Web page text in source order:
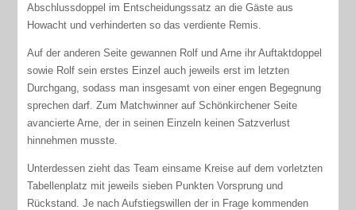
Abschlussdoppel im Entscheidungssatz an die Gäste aus
Howacht und verhinderten so das verdiente Remis.
Auf der anderen Seite gewannen Rolf und Arne ihr Auftaktdoppel
sowie Rolf sein erstes Einzel auch jeweils erst im letzten
Durchgang, sodass man insgesamt von einer engen Begegnung
sprechen darf. Zum Matchwinner auf Schönkirchener Seite
avancierte Arne, der in seinen Einzeln keinen Satzverlust
hinnehmen musste.
Unterdessen zieht das Team einsame Kreise auf dem vorletzten
Tabellenplatz mit jeweils sieben Punkten Vorsprung und
Rückstand. Je nach Aufstiegswillen der in Frage kommenden